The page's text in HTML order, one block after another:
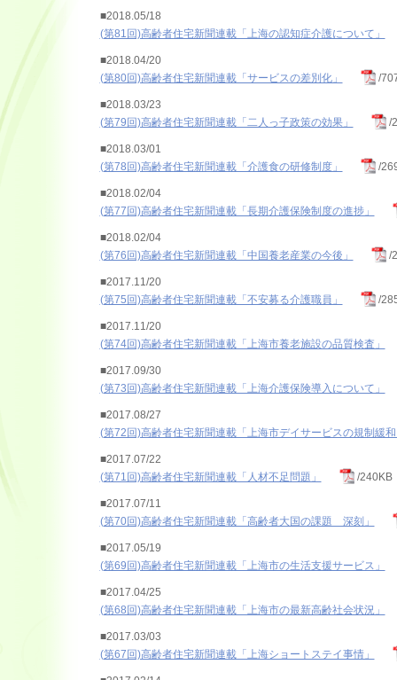
■2018.05/18
(第81回)高齢者住宅新聞連載「上海の認知症介護について」
■2018.04/20
(第80回)高齢者住宅新聞連載「サービスの差別化」
/
■2018.03/23
(第79回)高齢者住宅新聞連載「二人っ子政策の効果」
/
■2018.03/01
(第78回)高齢者住宅新聞連載「介護食の研修制度」
/
■2018.02/04
(第77回)高齢者住宅新聞連載「長期介護保険制度の進捗」
■2018.02/04
(第76回)高齢者住宅新聞連載「中国養老産業の今後」
/
■2017.11/20
(第75回)高齢者住宅新聞連載「不安募る介護職員」
/
■2017.11/20
(第74回)高齢者住宅新聞連載「上海市養老施設の品質検査」
■2017.09/30
(第73回)高齢者住宅新聞連載「上海介護保険導入について」
■2017.08/27
(第72回)高齢者住宅新聞連載「上海市デイサービスの規制緩
■2017.07/22
(第71回)高齢者住宅新聞連載「人材不足問題」
/240KB
■2017.07/11
(第70回)高齢者住宅新聞連載「高齢者大国の課題 深刻」
■2017.05/19
(第69回)高齢者住宅新聞連載「上海市の生活支援サービス」
■2017.04/25
(第68回)高齢者住宅新聞連載「上海市の最新高齢社会状況」
■2017.03/03
(第67回)高齢者住宅新聞連載「上海ショートステイ事情」